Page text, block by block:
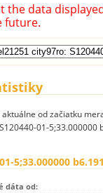
the data
future.
od začiatku
01-
5;33.000000
dáta od: